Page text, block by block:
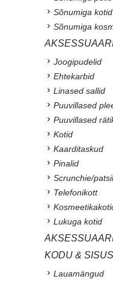
Sõnumiga kotid
Sõnumiga
Joogipudelid
Ehtekarbid
Linased sallid
Puuvillased
Puuvillased
Kotid
Kaarditaskud
Pinalid
Scrunchie/
Telefonikott
Lukuga kotid
KODU &
Lauamängud